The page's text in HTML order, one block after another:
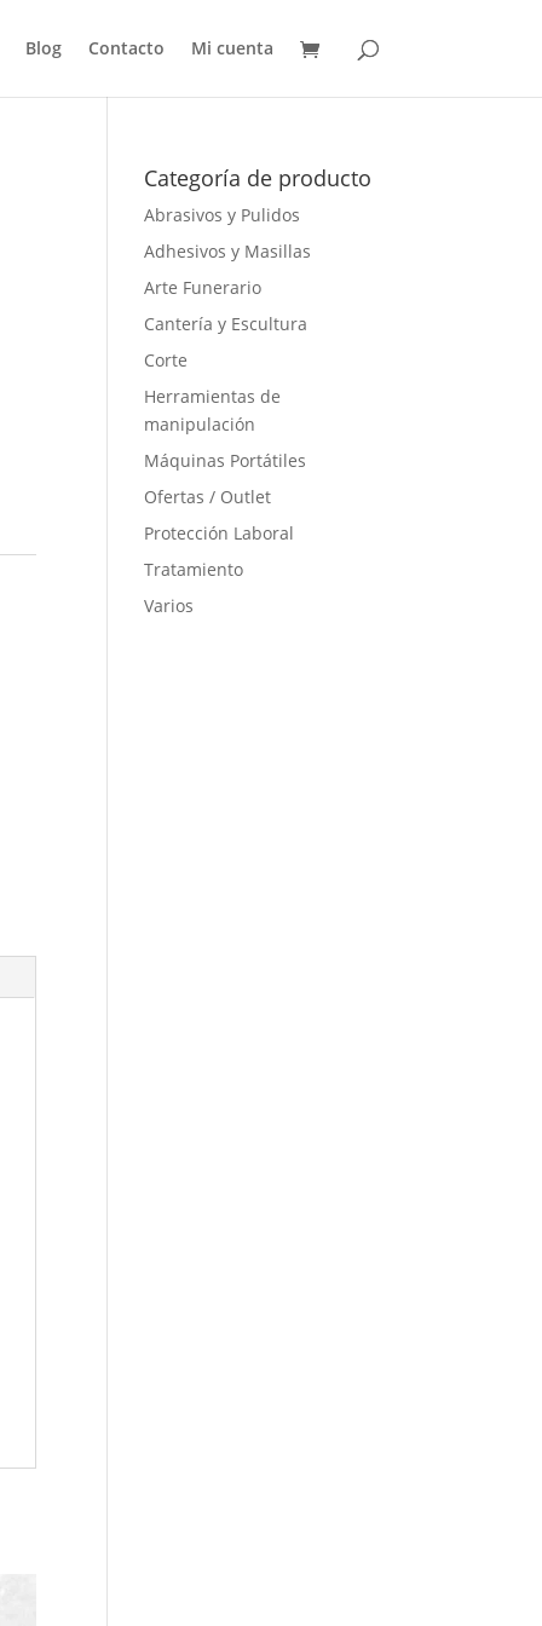
Blog Contacto Mi cuenta
Categoría de producto
Abrasivos y Pulidos
Adhesivos y Masillas
Arte Funerario
Cantería y Escultura
Corte
Herramientas de
manipulación
Máquinas Portátiles
Ofertas / Outlet
Protección Laboral
Tratamiento
Varios